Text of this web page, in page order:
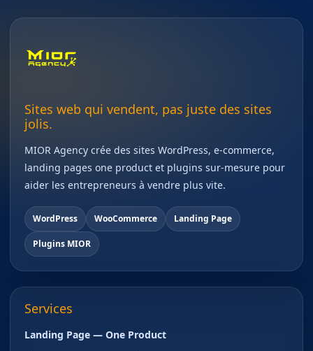
Sites web qui vendent, pas juste des sites
jolis.
MIOR Agency crée des sites WordPress, e-commerce,
landing pages one product et plugins sur-mesure pour
aider les entrepreneurs à vendre plus vite.
WordPress WooCommerce Landing Page
Plugins MIOR
Services
Landing Page — One Product